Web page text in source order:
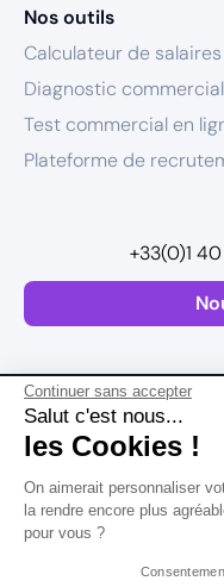
Continuer sans accepter
Salut c'est nous...
les Cookies !
On aimerait personnaliser
la rendre encore plus
pour vous ?
Nos outils
Calculateur de salaires
Diagnostic
Test commercial en
Plateforme de
+33(0)1